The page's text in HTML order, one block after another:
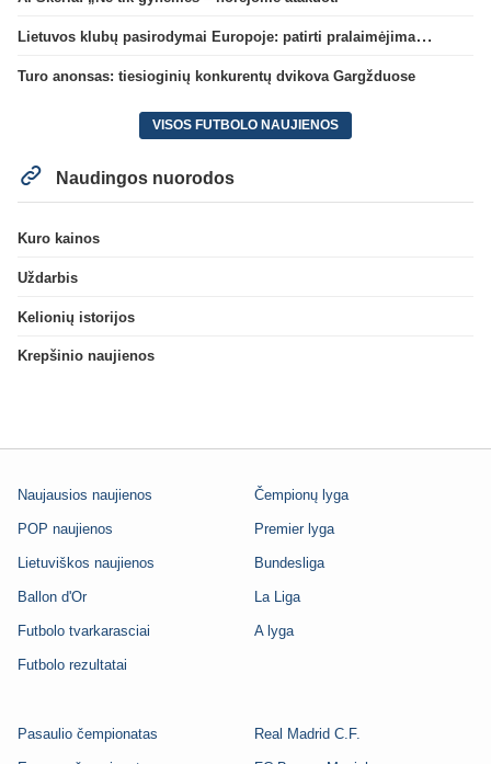
Lietuvos klubų pasirodymai Europoje: patirti pralaimėjimai Kroatijos atstovams
Turo anonsas: tiesioginių konkurentų dvikova Gargžduose
VISOS FUTBOLO NAUJIENOS
Naudingos nuorodos
Kuro kainos
Uždarbis
Kelionių istorijos
Krepšinio naujienos
Naujausios naujienos
POP naujienos
Lietuviškos naujienos
Ballon d'Or
Futbolo tvarkarasciai
Futbolo rezultatai
Čempionų lyga
Premier lyga
Bundesliga
La Liga
A lyga
Pasaulio čempionatas Real Madrid C.F.